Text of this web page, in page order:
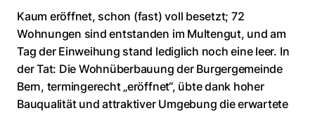
Kaum eröffnet, schon (fast) voll besetzt; 72
Wohnungen sind entstanden im Multengut, und am
Tag der Einweihung stand lediglich noch eine leer. In
der Tat: Die Wohnüberbauung der Burgergemeinde
Bern, termingerecht „eröffnet“, übte dank hoher
Bauqualität und attraktiver Umgebung die erwartete